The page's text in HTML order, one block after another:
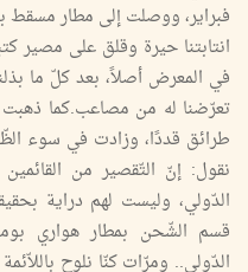
فبراير، ووصلت إلى مطار مسقط بوم
انتابتنا حيرة وقلق على مصير
في المعرض أصلاً، بعد كلّ ما
تعرّضنا له من مصاعب.كما
طرائق قددًا، وزادت في سوء
نقول: إنّ التّقصير من
الدّولي، وليست لهم دراية
قسم الشّحن بمطار هواري
الدّولي.. ومرّات كنّا نلوح